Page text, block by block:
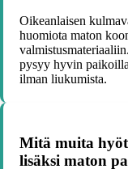
Oikeanlaisen
huomiota maton
pysyy hyvin
ilman liukumista.
Mitä muita
lisäksi maton